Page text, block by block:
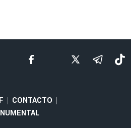
| CONTACTO |